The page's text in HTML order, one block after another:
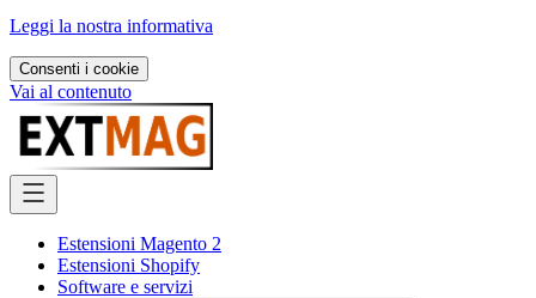
Leggi la nostra informativa
Consenti i cookie
Vai al contenuto
Estensioni Magento 2
Estensioni Shopify
Software e servizi